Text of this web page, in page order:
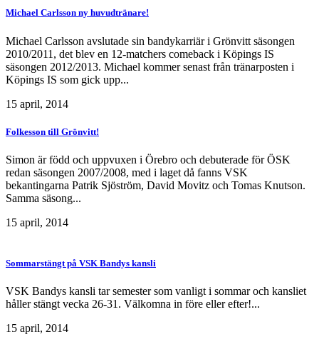
Michael Carlsson ny huvudtränare!
Michael Carlsson avslutade sin bandykarriär i Grönvitt säsongen
2010/2011, det blev en 12-matchers comeback i Köpings IS
säsongen 2012/2013. Michael kommer senast från tränarposten i
Köpings IS som gick upp...
15 april, 2014
Folkesson till Grönvitt!
Simon är född och uppvuxen i Örebro och debuterade för ÖSK
redan säsongen 2007/2008, med i laget då fanns VSK
bekantingarna Patrik Sjöström, David Movitz och Tomas Knutson.
Samma säsong...
15 april, 2014
Sommarstängt på VSK Bandys kansli
VSK Bandys kansli tar semester som vanligt i sommar och kansliet
håller stängt vecka 26-31. Välkomna in före eller efter!...
15 april, 2014